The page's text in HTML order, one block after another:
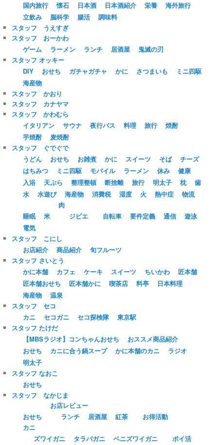
国内旅行
懐石 日本酒 日本酒紹介 栄養
海外旅行
立飲み
脳科学 腸活
調味料
スタッフ うえすぎ
スタッフ おーかわ
ゲーム
ラーメン ランチ 居酒屋
鬼滅の刃
スタッフ オッキー
DIY
おせち ガチャガチャ かに さつまいも
ミニ四駆
海産物
スタッフ かおり
スタッフ カナヤマ
スタッフ かわむら
イタリアン
サウナ 夜行バス 料理 旅行
焼酎
芋焼酎
麦焼酎
スタッフ ぐでぐで
うどん
おせち お雑煮 かに スイーツ そば
チーズ
はちみつ
ミニ四駆 モバイル ラーメン 休み
健康
入浴
天ぷら 整理整頓 断捨離 旅行 明太子 枕
歯
水
水遊び 海産物 消費税 湿度 火 熱中症 物流
睡眠 米
肉
ジビエ
自転車 要件定義 通信
遊泳
電気
スタッフ こにし
お店紹介
商品紹介
旬フルーツ
スタッフ さいとう
かに本舗
カフェ ケーキ スイーツ ちいかわ
匠本舗
匠本舗おせち
匠本舗かに 喫茶店 料亭
日本料理
海産物
温泉
スタッフ セコ
カニ
セコガニ セコ探検隊
東京駅
スタッフ たけだ
【MBSラジオ】コンちゃんおせち
おススメ商品紹介
おせち
カニに合う鍋スープ かに本舗のカニ
ラジオ
明太子
スタッフ なおこ
おせち
スタッフ なかじま
おせち
お店レビュー
ランチ
居酒屋 紅茶
お得活動
カニ
ズワイガニ
タラバガニ ベニズワイガニ
ポイ活